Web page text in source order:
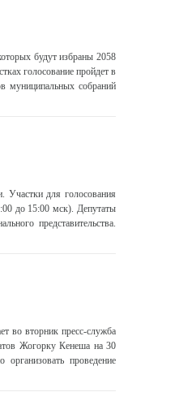
будут избраны 2058
голосование пройдет в
муниципальных собраний
для голосования
до 15:00 мск). Депутаты
представительства.
во вторник пресс-служба
Жогорку Кенеша на 30
проведение